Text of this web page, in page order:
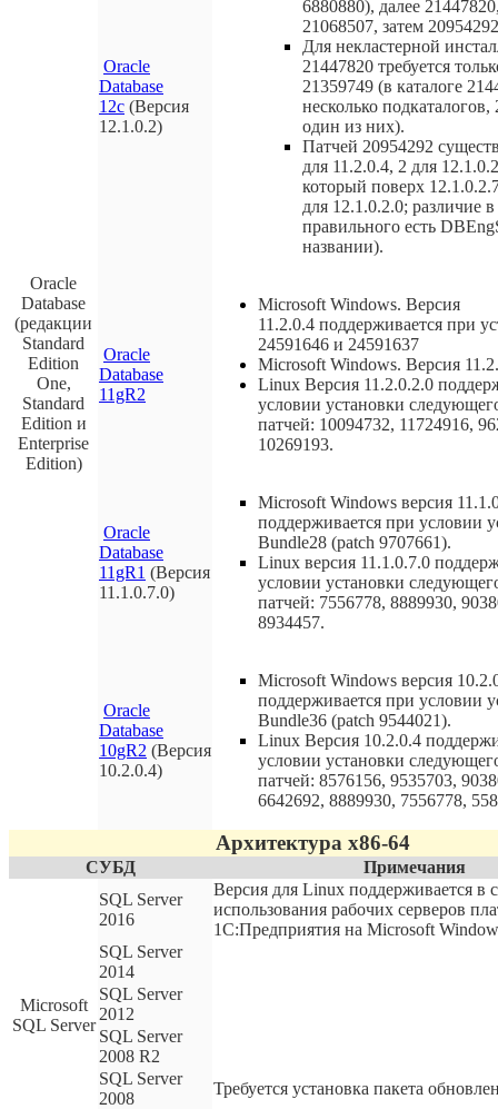
Oracle
Database
(редакции
Standard
Edition
One,
Standard
Edition и
Enterprise
Edition)
Oracle
Database
12c (Версия
12.1.0.2)
6880880), далее
21068507, затем
Для некластерной
21447820 требуется
21359749 (в каталоге
несколько
один из них).
Патчей 20954292
для 11.2.0.4, 2 для
который поверх
для 12.1.0.2.0; различие
правильного есть
названии).
Oracle
Database
11gR2
Microsoft Windows. Версия
11.2.0.4 поддерживается при
24591646 и 24591637
Microsoft Windows. Версия
Linux Версия 11.2.0.2.0
условии установки
патчей: 10094732, 11724916,
10269193.
Oracle
Database
11gR1 (Версия
11.1.0.7.0)
Microsoft Windows версия
поддерживается при условии
Bundle28 (patch 9707661).
Linux версия 11.1.0.7.0
условии установки
патчей: 7556778, 8889930,
8934457.
Oracle
Database
10gR2 (Версия
10.2.0.4)
Microsoft Windows версия
поддерживается при условии
Bundle36 (patch 9544021).
Linux Версия 10.2.0.4
условии установки
патчей: 8576156, 9535703,
6642692, 8889930, 7556778,
Архитектура x86-64
СУБД Примечания
Microsoft
SQL Server
SQL Server
2016
Версия для Linux поддерживается в
использования рабочих серверов
1С:Предприятия на Microsoft
SQL Server
2014
SQL Server
2012
SQL Server
2008 R2
SQL Server
2008
Требуется установка пакета